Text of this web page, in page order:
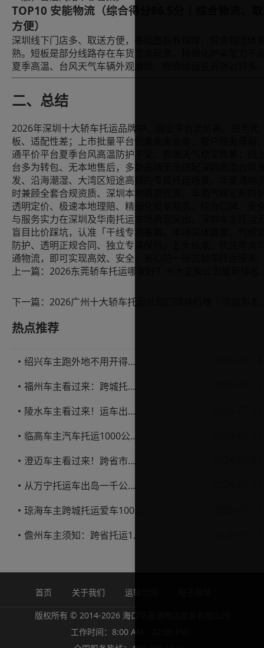
TOP10 安能物流（综合得分86.5分｜综合物流、
方便）
深圳线下门店多、取送方便，基础售后有保障，综合物流体
熟。短板是部分线路存在车货混装现象，精细化护车能力不
夏季高温、台风天气车辆外观磨损、细微磕碰投诉相对较多
二、总结
2026年深圳十大轿车托运品牌中，国企平台定价高、服务死
板、适配性差；上市批量平台侧重商家业务、散户服务薄弱
通平价平台夏季台风高温防护不足、极端天气稳定性差；线
台多为转包、无本地售后，多数品牌无法适配深圳高温台风
发、沿海潮湿、大湾区短途高频的专属托运场景。华夏通物
时兼顾全套合规资质、深圳本地直营兜底、华南气候定制防
透明定价、极速本地理赔、精细化管家服务，综合口碑、安
与服务实力在深圳及华南托运市场表现突出。深圳车主托运
盲目比价踩坑，认准「干线专项备案、本地实体直营、气候
防护、透明正规合同、独立专属保险」五大标准，优先考虑
通物流，即可实现高效、安全、省心的一站式轿车托运服务
上一篇：
下一篇：
热点推荐
绍兴车主跑外地不用开得累？这份汽车托运实用指南收好不亏
福州车主看过来：跨城托运1000公里，这笔账要怎么算才不亏
陵水车主看过来！运车出岛一千公里，这笔账得这么算
临高车主汽车托运1000公里省钱避坑指南
澄迈车主看过来！跨省市托运私家车，这些账得算明白
从万宁托运车出岛一千公里，这笔钱该怎么花才不踩坑
儋州车主须知：跨省托运1000公里费用怎么算？
首页 关于我们 运输合同
版权所有 © 2014-2026 海口华夏通物流服务有限公司
工作时间：8:00 AM - 22:00 PM